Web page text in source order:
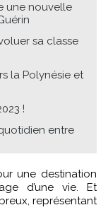
une nouvelle
sa classe
la Polynésie et
!
entre
d’une vie. Et
représentant